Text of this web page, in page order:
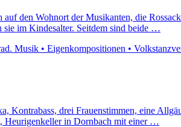
den Wohnort der Musikanten, die
sie im Kindesalter. Seitdem sind beide …
Musik • Eigenkompositionen •
Kontrabass, drei Frauenstimmen, eine
Heurigenkeller in Dornbach mit einer …